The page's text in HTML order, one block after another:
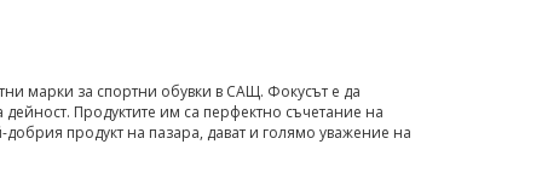
марки за спортни обувки в САЩ. Фокусът е да
дейност. Продуктите им са перфектно съчетание на
продукт на пазара, дават и голямо уважение на